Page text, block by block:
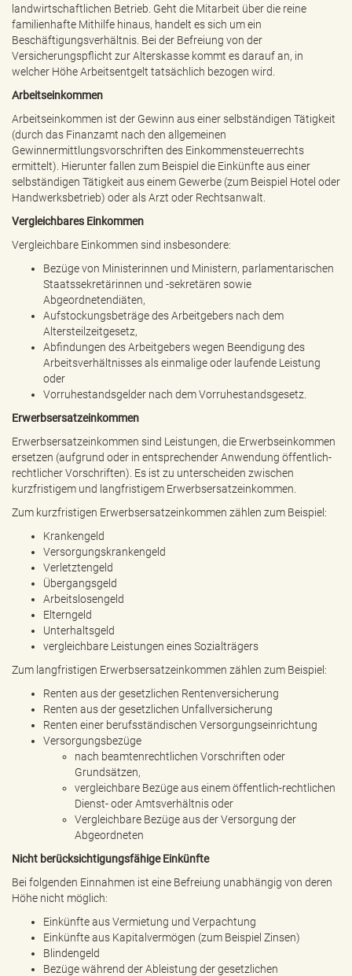
landwirtschaftlichen Betrieb. Geht die Mitarbeit über die reine
familienhafte Mithilfe hinaus, handelt es sich um ein
Beschäftigungsverhältnis. Bei der Befreiung von der
Versicherungspflicht zur Alterskasse kommt es darauf an, in
welcher Höhe Arbeitsentgelt tatsächlich bezogen wird.
Arbeitseinkommen
Arbeitseinkommen ist der Gewinn aus einer selbständigen Tätigkeit
(durch das Finanzamt nach den allgemeinen
Gewinnermittlungsvorschriften des Einkommensteuerrechts
ermittelt). Hierunter fallen zum Beispiel die Einkünfte aus einer
selbständigen Tätigkeit aus einem Gewerbe (zum Beispiel Hotel oder
Handwerksbetrieb) oder als Arzt oder Rechtsanwalt.
Vergleichbares Einkommen
Vergleichbare Einkommen sind insbesondere:
Bezüge von Ministerinnen und Ministern, parlamentarischen
Staatssekretärinnen und -sekretären sowie
Abgeordnetendiäten,
Aufstockungsbeträge des Arbeitgebers nach dem
Altersteilzeitgesetz,
Abfindungen des Arbeitgebers wegen Beendigung des
Arbeitsverhältnisses als einmalige oder laufende Leistung
oder
Vorruhestandsgelder nach dem Vorruhestandsgesetz.
Erwerbsersatzeinkommen
Erwerbsersatzeinkommen sind Leistungen, die Erwerbseinkommen
ersetzen (aufgrund oder in entsprechender Anwendung öffentlich-
rechtlicher Vorschriften). Es ist zu unterscheiden zwischen
kurzfristigem und langfristigem Erwerbsersatzeinkommen.
Zum kurzfristigen Erwerbsersatzeinkommen zählen zum Beispiel:
Krankengeld
Versorgungskrankengeld
Verletztengeld
Übergangsgeld
Arbeitslosengeld
Elterngeld
Unterhaltsgeld
vergleichbare Leistungen eines Sozialträgers
Zum langfristigen Erwerbsersatzeinkommen zählen zum Beispiel:
Renten aus der gesetzlichen Rentenversicherung
Renten aus der gesetzlichen Unfallversicherung
Renten einer berufsständischen Versorgungseinrichtung
Versorgungsbezüge
nach beamtenrechtlichen Vorschriften oder
Grundsätzen,
vergleichbare Bezüge aus einem öffentlich-rechtlichen
Dienst- oder Amtsverhältnis oder
Vergleichbare Bezüge aus der Versorgung der
Abgeordneten
Nicht berücksichtigungsfähige Einkünfte
Bei folgenden Einnahmen ist eine Befreiung unabhängig von deren
Höhe nicht möglich:
Einkünfte aus Vermietung und Verpachtung
Einkünfte aus Kapitalvermögen (zum Beispiel Zinsen)
Blindengeld
Bezüge während der Ableistung der gesetzlichen